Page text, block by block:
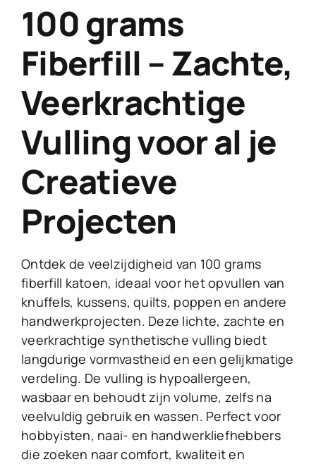
100 grams
Fiberfill – Zachte,
Veerkrachtige
Vulling voor al je
Creatieve
Projecten
Ontdek de veelzijdigheid van 100 grams
fiberfill katoen, ideaal voor het opvullen van
knuffels, kussens, quilts, poppen en andere
handwerkprojecten. Deze lichte, zachte en
veerkrachtige synthetische vulling biedt
langdurige vormvastheid en een gelijkmatige
verdeling. De vulling is hypoallergeen,
wasbaar en behoudt zijn volume, zelfs na
veelvuldig gebruik en wassen. Perfect voor
hobbyisten, naai- en handwerkliefhebbers
die zoeken naar comfort, kwaliteit en